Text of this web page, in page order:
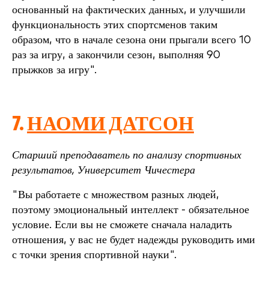
основанный на фактических данных, и улучшили
функциональность этих спортсменов таким
образом, что в начале сезона они прыгали всего 10
раз за игру, а закончили сезон, выполняя 90
прыжков за игру".
7.НАОМИ ДАТСОН
Старший преподаватель по анализу спортивных
результатов, Университет Чичестера
"Вы работаете с множеством разных людей,
поэтому эмоциональный интеллект - обязательное
условие. Если вы не сможете сначала наладить
отношения, у вас не будет надежды руководить ими
с точки зрения спортивной науки".